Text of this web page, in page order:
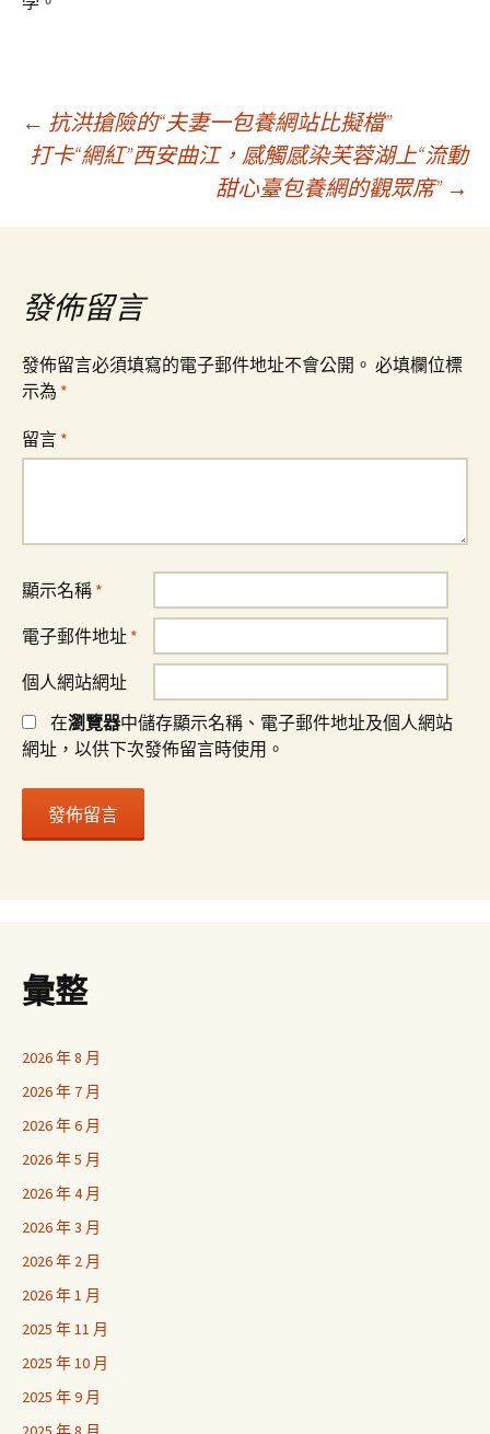
文
導
覽
← 抗洪搶險的“夫妻一包養網站比擬檔”
打卡“網紅”西安曲江，感觸感染芙蓉湖上“流動
甜心臺包養網的觀眾席” →
發佈留言
發佈留言必須填寫的電子郵件地址不會公開。 必填欄位標
示為 *
留言 *
顯示名稱 *
電子郵件地址 *
個人網站網址
在瀏覽器中儲存顯示名稱、電子郵件地址及個人網站
網址，以供下次發佈留言時使用。
彙整
2026 年 8 月
2026 年 7 月
2026 年 6 月
2026 年 5 月
2026 年 4 月
2026 年 3 月
2026 年 2 月
2026 年 1 月
2025 年 11 月
2025 年 10 月
2025 年 9 月